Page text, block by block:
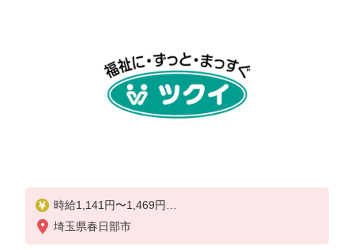
時給1,141円〜1,469円
★土日祝日は時給100円アップ！
埼玉県春日部市